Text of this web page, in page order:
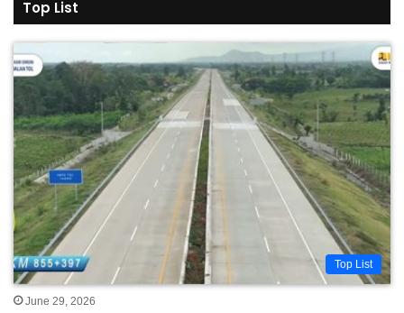
Butuh Hingga Rp 30 Triliun Untuk Pemerintah
Atasi Perlintasan Sebidang Kereta! Ada…
03:29
Kabar Terbaru FLYOVER SITINJAU LAUIK, Target
Rampung 2027! Sudah Berapa Persen
Progresnya?
03:26
Balikpapan – IKN Gak Sampai 1 Jam, Jalan Tol
Ditargetkan Operasional Penuh…
TOP! PLN Akan Pasang PLTS Hingga 500
Megawatt di Jalan Tol Sepanjang…
Top List
Top List
June 29, 2026